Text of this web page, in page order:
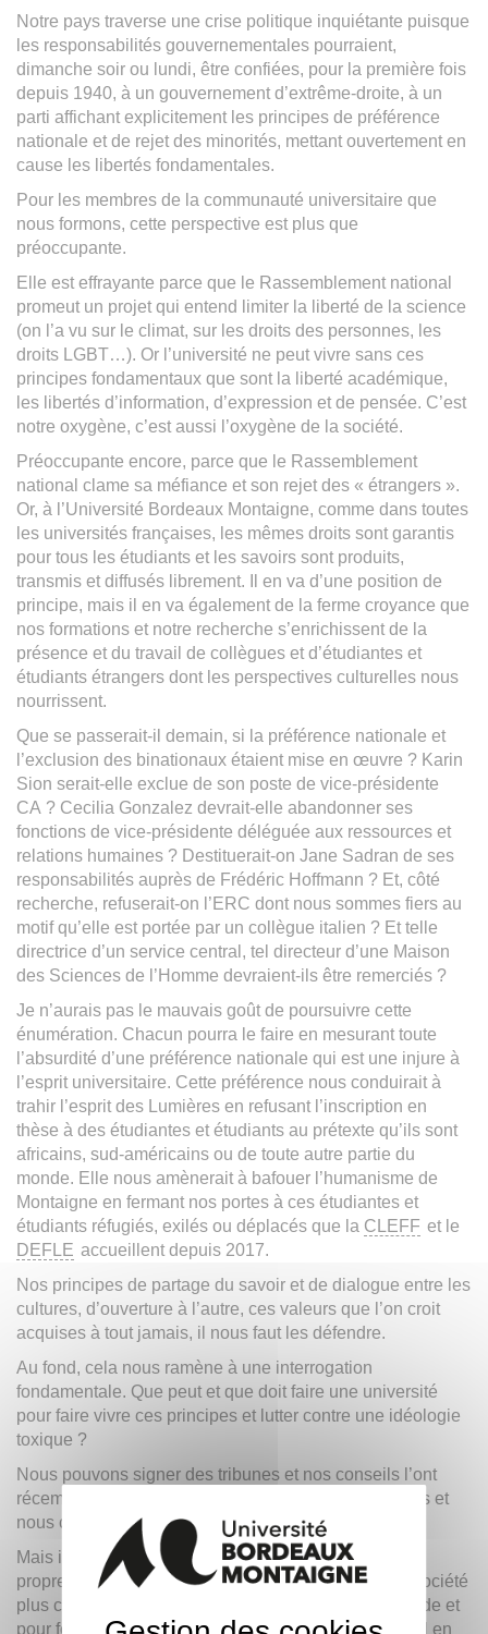
Notre pays traverse une crise politique inquiétante puisque
les responsabilités gouvernementales pourraient,
dimanche soir ou lundi, être confiées, pour la première fois
depuis 1940, à un gouvernement d’extrême-droite, à un
parti affichant explicitement les principes de préférence
nationale et de rejet des minorités, mettant ouvertement en
cause les libertés fondamentales.
Pour les membres de la communauté universitaire que
nous formons, cette perspective est plus que
préoccupante.
Elle est effrayante parce que le Rassemblement national
promeut un projet qui entend limiter la liberté de la science
(on l’a vu sur le climat, sur les droits des personnes, les
droits LGBT…). Or l’université ne peut vivre sans ces
principes fondamentaux que sont la liberté académique,
les libertés d’information, d’expression et de pensée. C’est
notre oxygène, c’est aussi l’oxygène de la société.
Préoccupante encore, parce que le Rassemblement
national clame sa méfiance et son rejet des « étrangers ».
Or, à l’Université Bordeaux Montaigne, comme dans toutes
les universités françaises, les mêmes droits sont garantis
pour tous les étudiants et les savoirs sont produits,
transmis et diffusés librement. Il en va d’une position de
principe, mais il en va également de la ferme croyance que
nos formations et notre recherche s’enrichissent de la
présence et du travail de collègues et d’étudiantes et
étudiants étrangers dont les perspectives culturelles nous
nourrissent.
Que se passerait-il demain, si la préférence nationale et
l’exclusion des binationaux étaient mise en œuvre ? Karin
Sion serait-elle exclue de son poste de vice-présidente
CA ? Cecilia Gonzalez devrait-elle abandonner ses
fonctions de vice-présidente déléguée aux ressources et
relations humaines ? Destituerait-on Jane Sadran de ses
responsabilités auprès de Frédéric Hoffmann ? Et, côté
recherche, refuserait-on l’ERC dont nous sommes fiers au
motif qu’elle est portée par un collègue italien ? Et telle
directrice d’un service central, tel directeur d’une Maison
des Sciences de l’Homme devraient-ils être remerciés ?
Je n’aurais pas le mauvais goût de poursuivre cette
énumération. Chacun pourra le faire en mesurant toute
l’absurdité d’une préférence nationale qui est une injure à
l’esprit universitaire. Cette préférence nous conduirait à
trahir l’esprit des Lumières en refusant l’inscription en
thèse à des étudiantes et étudiants au prétexte qu’ils sont
africains, sud-américains ou de toute autre partie du
monde. Elle nous amènerait à bafouer l’humanisme de
Montaigne en fermant nos portes à ces étudiantes et
étudiants réfugiés, exilés ou déplacés que la CLEFF et le
DEFLE accueillent depuis 2017.
Nos principes de partage du savoir et de dialogue entre les
cultures, d’ouverture à l’autre, ces valeurs que l’on croit
acquises à tout jamais, il nous faut les défendre.
Au fond, cela nous ramène à une interrogation
fondamentale. Que peut et que doit faire une université
pour faire vivre ces principes et lutter contre une idéologie
toxique ?
Nous pouvons signer des tribunes et nos conseils l’ont
récemment fait. Nous pouvons parler dans les médias et
nous continuerons de le faire.
Mais il faut aussi et surtout œuvrer, avec nos moyens
propres, la recherche et la formation, pour bâtir une société
plus compréhensive, ouverte à la complexité du monde et
pour former des citoyennes et des citoyens éclairés. Il en